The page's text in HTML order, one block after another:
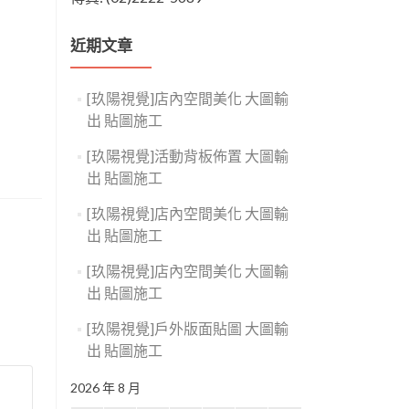
近期文章
[玖陽視覺]店內空間美化 大圖輸
出 貼圖施工
[玖陽視覺]活動背板佈置 大圖輸
出 貼圖施工
[玖陽視覺]店內空間美化 大圖輸
出 貼圖施工
[玖陽視覺]店內空間美化 大圖輸
出 貼圖施工
[玖陽視覺]戶外版面貼圖 大圖輸
出 貼圖施工
2026 年 8 月